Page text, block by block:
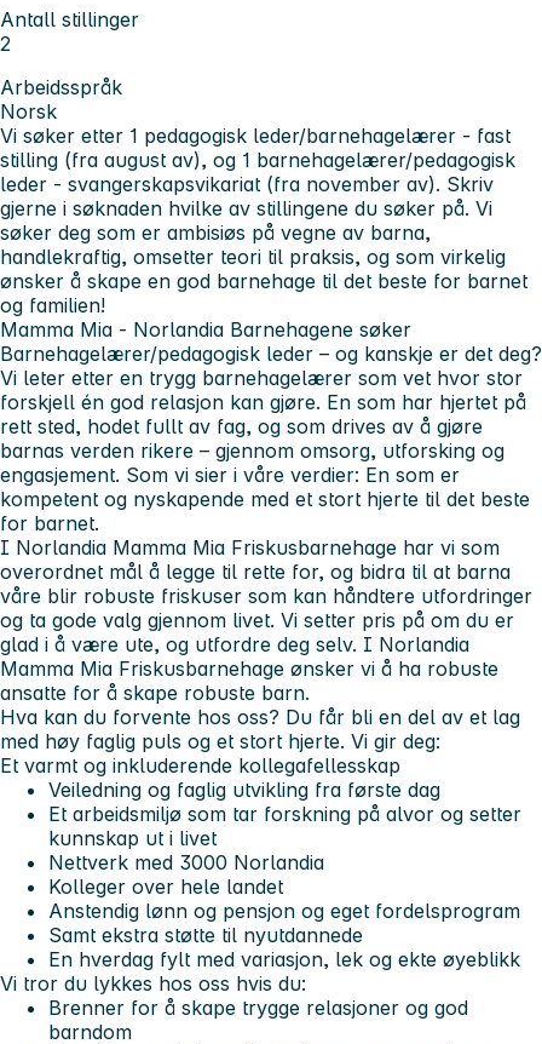
Antall stillinger
2
Arbeidsspråk
Norsk
Vi søker etter 1 pedagogisk leder/barnehagelærer - fast
stilling (fra august av), og 1 barnehagelærer/pedagogisk
leder - svangerskapsvikariat (fra november av). Skriv
gjerne i søknaden hvilke av stillingene du søker på. Vi
søker deg som er ambisiøs på vegne av barna,
handlekraftig, omsetter teori til praksis, og som virkelig
ønsker å skape en god barnehage til det beste for barnet
og familien!
Mamma Mia - Norlandia Barnehagene søker
Barnehagelærer/pedagogisk leder – og kanskje er det deg?
Vi leter etter en trygg barnehagelærer som vet hvor stor
forskjell én god relasjon kan gjøre. En som har hjertet på
rett sted, hodet fullt av fag, og som drives av å gjøre
barnas verden rikere – gjennom omsorg, utforsking og
engasjement. Som vi sier i våre verdier: En som er
kompetent og nyskapende med et stort hjerte til det beste
for barnet.
I Norlandia Mamma Mia Friskusbarnehage har vi som
overordnet mål å legge til rette for, og bidra til at barna
våre blir robuste friskuser som kan håndtere utfordringer
og ta gode valg gjennom livet. Vi setter pris på om du er
glad i å være ute, og utfordre deg selv. I Norlandia
Mamma Mia Friskusbarnehage ønsker vi å ha robuste
ansatte for å skape robuste barn.
Hva kan du forvente hos oss? Du får bli en del av et lag
med høy faglig puls og et stort hjerte. Vi gir deg:
Et varmt og inkluderende kollegafellesskap
Veiledning og faglig utvikling fra første dag
Et arbeidsmiljø som tar forskning på alvor og setter
kunnskap ut i livet
Nettverk med 3000 Norlandia
Kolleger over hele landet
Anstendig lønn og pensjon og eget fordelsprogram
Samt ekstra støtte til nyutdannede
En hverdag fylt med variasjon, lek og ekte øyeblikk
Vi tror du lykkes hos oss hvis du:
Brenner for å skape trygge relasjoner og god
barndom